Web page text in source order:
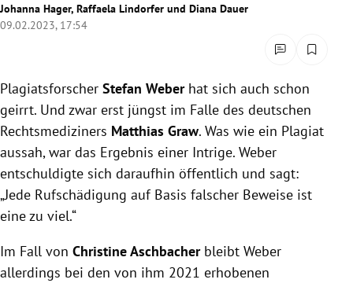
Untermenü
Untermenü
Johanna Hager, Raffaela Lindorfer und Diana Dauer
09.02.2023, 17:54
Plagiatsforscher Stefan Weberhat sich auch schon
geirrt. Und zwar erst jüngst im Falle des deutschen
Rechtsmediziners Matthias Graw. Was wie ein Plagiat
aussah, war das Ergebnis einer Intrige. Weber
entschuldigte sich daraufhin öffentlich und sagt:
„Jede Rufschädigung auf Basis falscher Beweise ist
eine zu viel.“
Im Fall von Christine Aschbacher bleibt Weber
allerdings bei den von ihm 2021 erhobenen